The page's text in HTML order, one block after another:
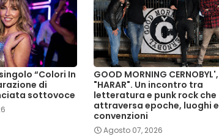
“Colori In
di
sottovoce
GOOD MORNING CERNOBYL',
"HARAR". Un incontro tra
letteratura e punk rock che
attraversa epoche, luoghi e
convenzioni
Agosto 07, 2026